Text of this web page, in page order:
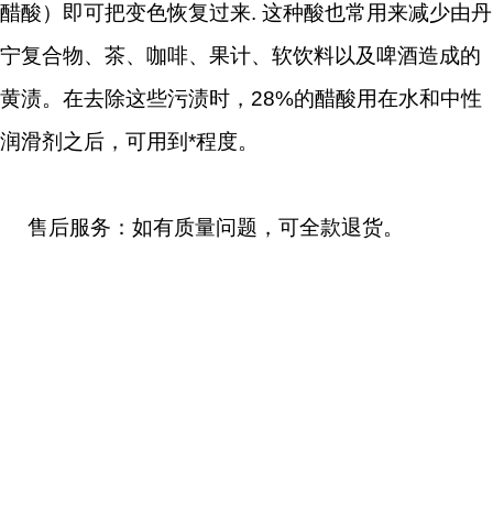
醋酸）即可把变色恢复过来. 这种酸也常用来减少由丹
宁复合物、茶、咖啡、果计、软饮料以及啤酒造成的
黄渍。在去除这些污渍时，28%的醋酸用在水和中性
润滑剂之后，可用到*程度。
售后服务：如有质量问题，可全款退货。